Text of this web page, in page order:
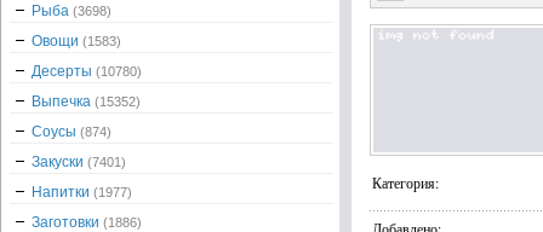
Категория:
Рыба (3698)
Овощи (1583)
Десерты (10780)
Выпечка (15352)
Соусы (874)
Закуски (7401)
Напитки (1977)
Заготовки (1886)